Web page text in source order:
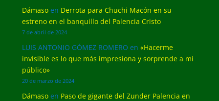
Dámasoen Derrota para Chuchi Macón en su
estreno en el banquillo del Palencia Cristo
7 de abril de 2024
LUIS ANTONIO GÓMEZ ROMERO en «Hacerme
invisible es lo que más impresiona y sorprende a mi
público»
20 de marzo de 2024
Dámasoen Paso de gigante del Zunder Palencia en